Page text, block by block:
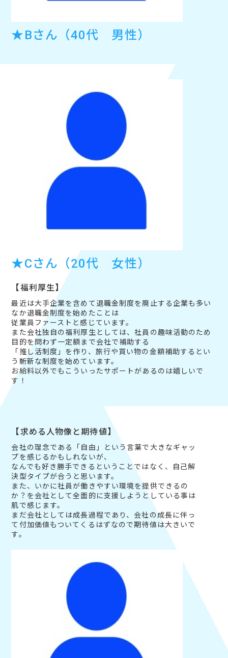
★Bさん（40代 男性）
★Cさん（20代 女性）
【福利厚生】
最近は大手企業を含めて退職金制度を廃止する企業も多い
なか退職金制度を始めたことは
従業員ファーストと感じています。
また会社独自の福利厚生としては、社員の趣味活動のため
目的を問わず一定額まで会社で補助する
「推し活制度」を作り、旅行や買い物の金額補助するとい
う斬新な制度を始めています。
お給料以外でもこういったサポートがあるのは嬉しいで
す！
【求める人物像と期待値】
会社の理念である「自由」という言葉で大きなギャッ
プを感じるかもしれないが、
なんでも好き勝手できるということではなく、自己解
決型タイプが合うと思います。
また、いかに社員が働きやすい環境を提供できるの
か？を会社として全面的に支援しようとしている事は
肌で感じます。
まだ会社としては成長過程であり、会社の成長に伴っ
て付加価値もついてくるはずなので期待値は大きいで
す。